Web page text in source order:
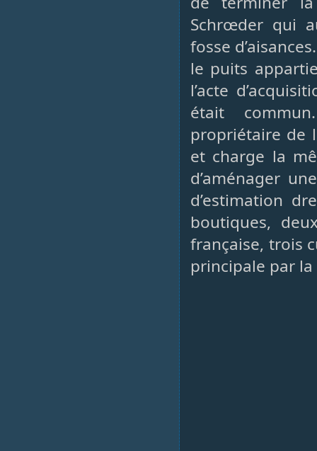
Schrœder qui
fosse
le puits
l’acte
était
propriétaire de
et charge la
d’aménager
d’estimation
boutiques,
française, trois
principale par